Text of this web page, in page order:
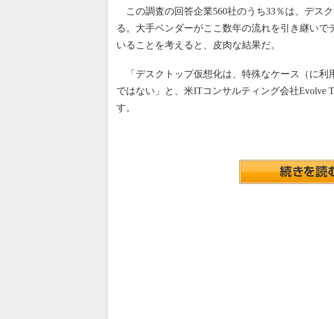
この調査の回答企業560社のうち33％は、デス
る。大手ベンダーがここ数年の流れを引き継い
いることを考えると、皮肉な結果だ。
「デスクトップ仮想化は、特殊なケース（に利
ではない」と、米ITコンサルティング会社Evolve
す。